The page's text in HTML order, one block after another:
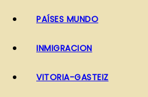
PAÍSES MUNDO
INMIGRACION
VITORIA-GASTEIZ